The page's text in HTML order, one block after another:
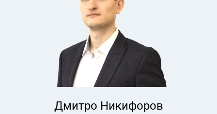
Дмитро Никифоров